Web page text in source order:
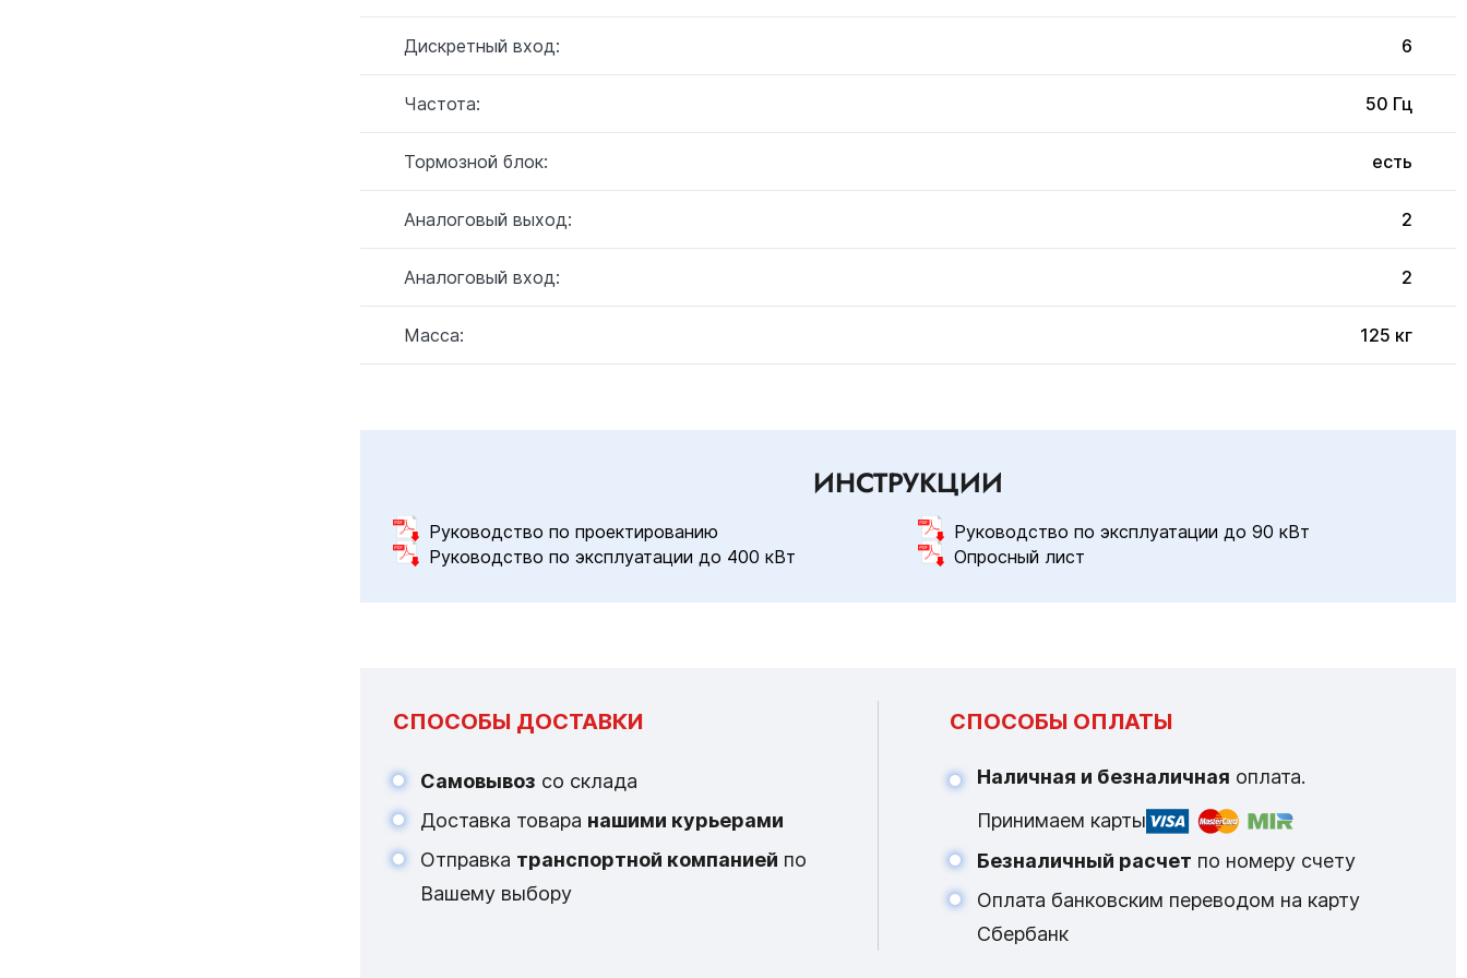
Дискретный вход: 6
Частота: 50 Гц
Тормозной блок: есть
Аналоговый выход: 2
Аналоговый вход: 2
Масса: 125 кг
ИНСТРУКЦИИ
Руководство по проектированию
Руководство по эксплуатации до 90 кВт
Руководство по эксплуатации до 400 кВт
Опросный лист
СПОСОБЫ ДОСТАВКИ
Самовывоз со склада
Доставка товара нашими курьерами
Отправка транспортной компанией по
Вашему выбору
СПОСОБЫ ОПЛАТЫ
Наличная и безналичная оплата.
Принимаем карты
Безналичный расчет по номеру счету
Оплата банковским переводом на карту
Сбербанк